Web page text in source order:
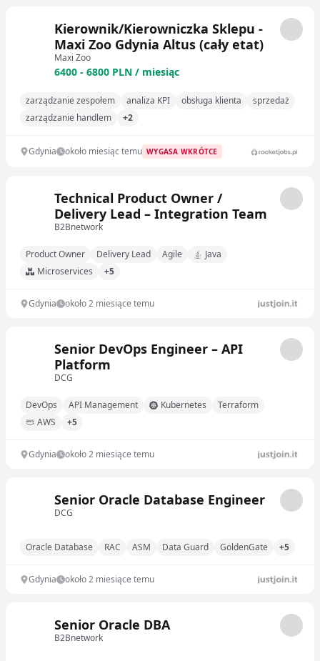
Kierownik/Kierowniczka Sklepu -
Maxi Zoo Gdynia Altus (cały etat)
Maxi Zoo
6400 - 6800 PLN / miesiąc
zarządzanie zespołem analiza KPI obsługa klienta
sprzedaż
zarządzanie handlem
+2
Gdynia około miesiąc temu WYGASA WKRÓTCE
Technical Product Owner /
Delivery Lead – Integration Team
B2Bnetwork
Product Owner Delivery Lead Agile
Java
Microservices
+5
Gdynia około 2 miesiące temu
Senior DevOps Engineer – API
Platform
DCG
DevOps API Management Kubernetes
Terraform
AWS
+5
Gdynia około 2 miesiące temu
Senior Oracle Database Engineer
DCG
Oracle Database RAC ASM Data Guard GoldenGate +5
Gdynia około 2 miesiące temu
Senior Oracle DBA
B2Bnetwork